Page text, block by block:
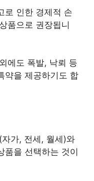
로 인한 경제적 손
품으로 권장됩니
에도 폭발, 낙뢰 등
약을 제공하기도 합
가, 전세, 월세)와
품을 선택하는 것이